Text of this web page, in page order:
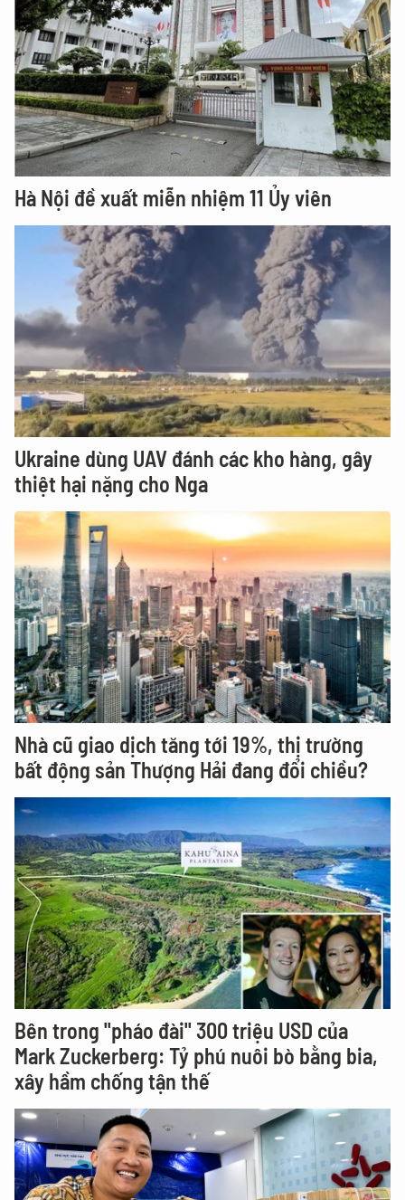
Hà Nội đề xuất miễn nhiệm 11 Ủy viên
Ukraine dùng UAV đánh các kho hàng, gây
thiệt hại nặng cho Nga
Nhà cũ giao dịch tăng tới 19%, thị trường
bất động sản Thượng Hải đang đổi chiều?
Bên trong "pháo đài" 300 triệu USD của
Mark Zuckerberg: Tỷ phú nuôi bò bằng bia,
xây hầm chống tận thế